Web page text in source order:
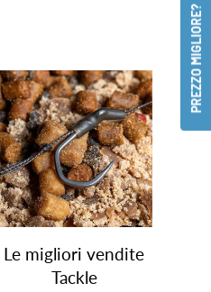
Le migliori vendite
Tackle
PREZZO MIGLIORE?